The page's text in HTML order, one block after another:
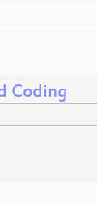
Coding